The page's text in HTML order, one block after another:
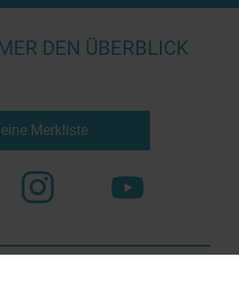
DEN ÜBERBLICK
Merkliste